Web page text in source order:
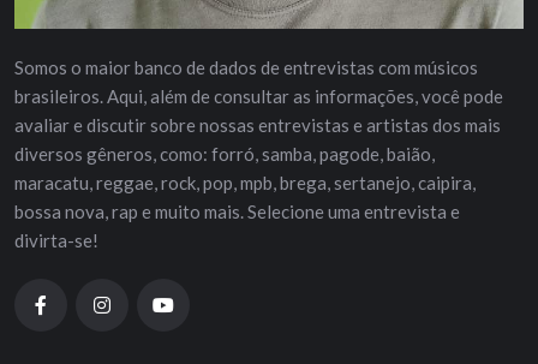
Somos o maior banco de dados de entrevistas com músicos
brasileiros. Aqui, além de consultar as informações, você pode
avaliar e discutir sobre nossas entrevistas e artistas dos mais
diversos gêneros, como: forró, samba, pagode, baião,
maracatu, reggae, rock, pop, mpb, brega, sertanejo, caipira,
bossa nova, rap e muito mais. Selecione uma entrevista e
divirta-se!